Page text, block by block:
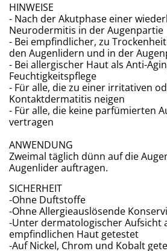
HINWEISE
- Nach der Akutphase einer
Neurodermitis in der Augenpartie
- Bei empfindlicher, zu
den Augenlidern und in der
- Bei allergischer Haut als Anti-
Feuchtigkeitspflege
- Für alle, die zu einer irritativen
Kontaktdermatitis neigen
- Für alle, die keine parfümierten
vertragen
ANWENDUNG
​Zweimal täglich dünn auf die
Augenlider auftragen.
SICHERHEIT
-Ohne Duftstoffe
-Ohne Allergieauslösende
-Unter dermatologischer Aufsicht
empfindlichen Haut getestet
-Auf Nickel, Chrom und Kobalt